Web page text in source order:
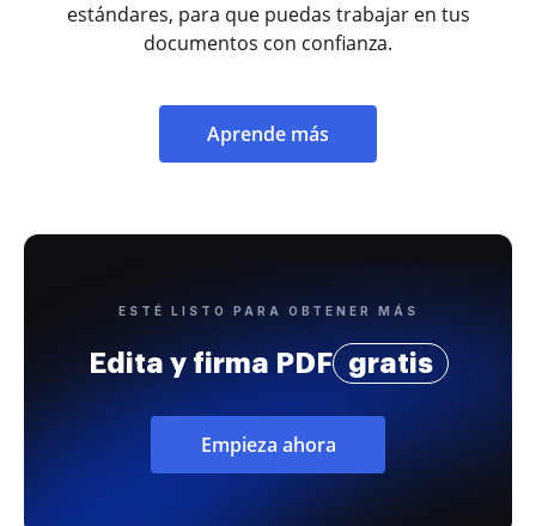
estándares, para que puedas trabajar en tus
documentos con confianza.
Aprende más
ESTÉ LISTO PARA OBTENER MÁS
Edita y firma PDF gratis
Empieza ahora